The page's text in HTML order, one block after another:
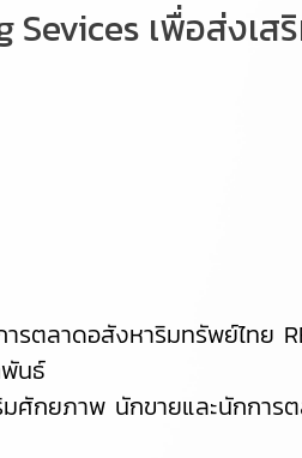
Sevices เพื่อส่งเ
ตลาดอสังหาริมทรัพย์ไทย
นธ์
ศักยภาพ นักขายและนักการ